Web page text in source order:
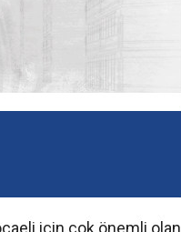
için çok önemli olan